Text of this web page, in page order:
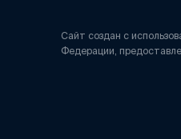
Сайт создан с
Федерации,